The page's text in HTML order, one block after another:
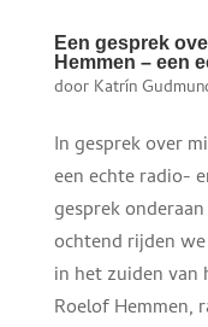
Een gesprek
Hemmen – een
door Katrín
In gesprek over
een echte radio-
gesprek
ochtend rijden
in het zuiden van
Roelof Hemmen,